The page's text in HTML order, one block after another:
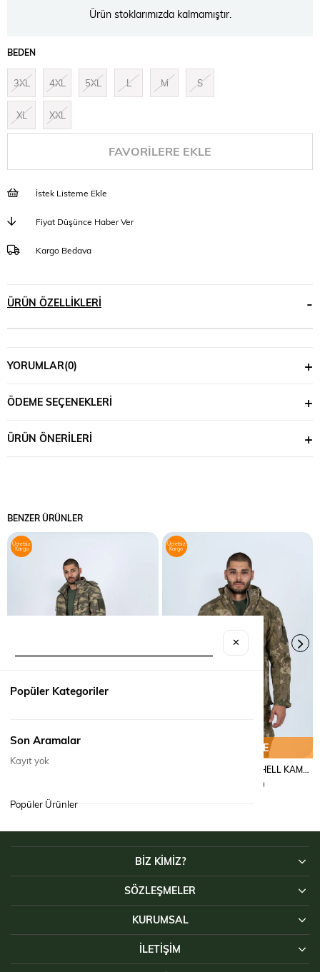
Ürün stoklarımızda kalmamıştır.
BEDEN
3XL 4XL 5XL L M S
XL XXL
FAVORILERE EKLE
İstek Listeme Ekle
Fiyat Düşünce Haber Ver
Kargo Bedava
ÜRÜN ÖZELLIKLERI
YORUMLAR(0)
ÖDEME SEÇENEKLERI
ÜRÜN ÖNERILERI
BENZER ÜRÜNLER
SEPETE EKLE
Ücretsiz
Kargo
SEPETE EKLE
MONT TACTICAL SOFTSHELL KAMUFLAJ - 305
₺4.290,00
Ücretsiz
Kargo
BİZ KİMİZ?
SÖZLEŞMELER
KURUMSAL
İLETIŞIM
✕
Popüler Kategoriler
Son Aramalar
Kayıt yok
Popüler Ürünler